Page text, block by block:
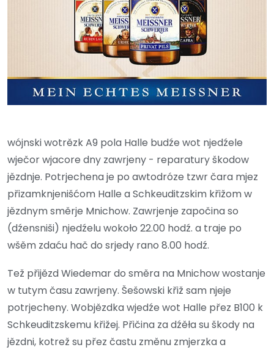
wójnski wotrězk A9 pola Halle budźe wot njedźele
wječor wjacore dny zawrjeny - reparatury škodow
jězdnje. Potrjechena je po awtodróze tzwr čara mjez
přizamknjenišćom Halle a Schkeuditzskim křižom w
jězdnym směrje Mnichow. Zawrjenje započina so
(dźensniši) njedźelu wokoło 22.00 hodź. a traje po
wšěm zdaću hač do srjedy rano 8.00 hodź.
Tež přijězd Wiedemar do směra na Mnichow wostanje
w tutym času zawrjeny. Šešowski křiž sam njeje
potrjecheny. Wobjězdka wjedźe wot Halle přez B100 k
Schkeuditzskemu křižej. Přičina za dźěła su škody na
jězdni, kotrež su přez častu změnu zmjerzka a